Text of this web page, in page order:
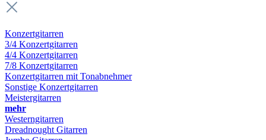
Konzertgitarren
3/4 Konzertgitarren
4/4 Konzertgitarren
7/8 Konzertgitarren
Konzertgitarren mit Tonabnehmer
Sonstige Konzertgitarren
Meistergitarren
mehr
Westerngitarren
Dreadnought Gitarren